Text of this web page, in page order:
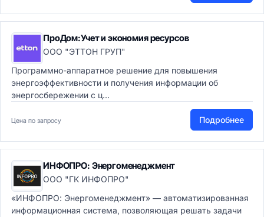
ПроДом:Учет и экономия ресурсов
ООО "ЭТТОН ГРУП"
Программно-аппаратное решение для повышения
энергоэффективности и получения информации об
энергосбережении с ц...
Цена по запросу Подробнее
ИНФОПРО: Энергоменеджмент
ООО "ГК ИНФОПРО"
«ИНФОПРО: Энергоменеджмент» — автоматизированная
информационная система, позволяющая решать задачи